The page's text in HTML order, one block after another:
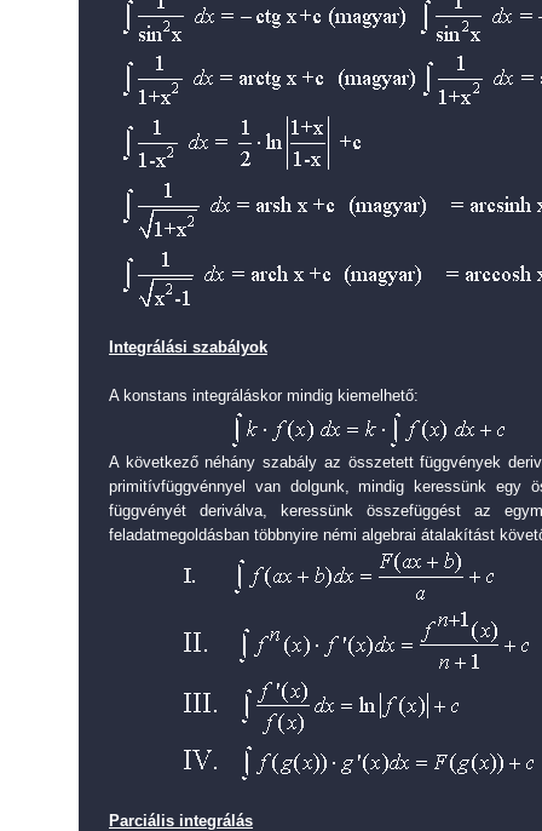
Integrálási szabályok
A konstans integráláskor mindig kiemelhető:
A következő néhány szabály az összetett függvények
primitívfüggvénnyel van dolgunk, mindig keressünk egy
függvényét deriválva, keressünk összefüggést az
feladatmegoldásban többnyire némi algebrai átalakítást
Parciális integrálás